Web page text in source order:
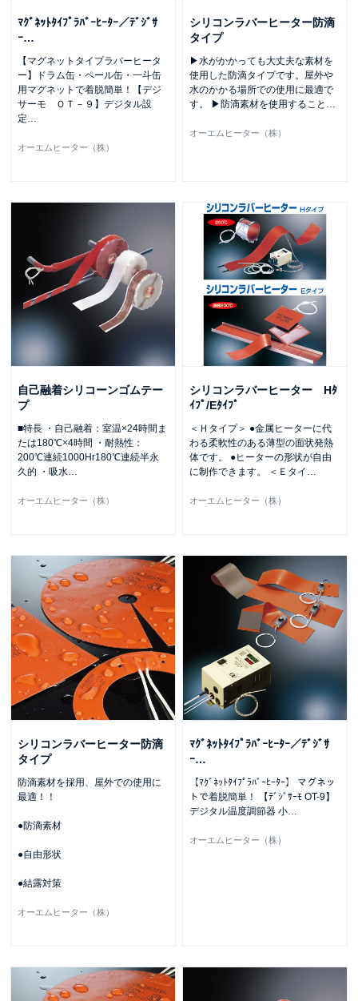
ﾏｸﾞﾈｯﾄﾀｲﾌﾟﾗﾊﾞｰﾋｰﾀｰ／ﾃﾞｼﾞｻ
ｰ…
【マグネットタイプラバーヒータ
ー】ドラム缶・ペール缶・一斗缶
用マグネットで着脱簡単！【デジ
サーモ ＯＴ－９】デジタル設
定…
オーエムヒーター（株）
シリコンラバーヒーター防滴
タイプ
▶水がかかっても大丈夫な素材を
使用した防滴タイプです。屋外や
水のかかる場所での使用に最適で
す。 ▶防滴素材を使用すること …
オーエムヒーター（株）
自己融着シリコーンゴムテー
プ
■特長 ・自己融着：室温×24時間ま
たは180℃×4時間 ・耐熱性：
200℃連続1000Hr180℃連続半永
久的 ・吸水…
オーエムヒーター（株）
シリコンラバーヒーター Hﾀ
ｲﾌﾟ/Eﾀｲﾌﾟ
＜Ｈタイプ＞ ●金属ヒーターに代
わる柔軟性のある薄型の面状発熱
体です。 ●ヒーターの形状が自由
に制作できます。 ＜Ｅタイ …
オーエムヒーター（株）
シリコンラバーヒーター防滴
タイプ
防滴素材を採用、屋外での使用に
最適！！
●防滴素材
●自由形状
●結露対策
オーエムヒーター（株）
ﾏｸﾞﾈｯﾄﾀｲﾌﾟﾗﾊﾞｰﾋｰﾀｰ／ﾃﾞｼﾞｻ
ｰ…
【ﾏｸﾞﾈｯﾄﾀｲﾌﾟﾗﾊﾞｰﾋｰﾀｰ】 マグネッ
トで着脱簡単！ 【ﾃﾞｼﾞｻｰﾓ OT-9】
デジタル温度調節器 小
オーエムヒーター（株）